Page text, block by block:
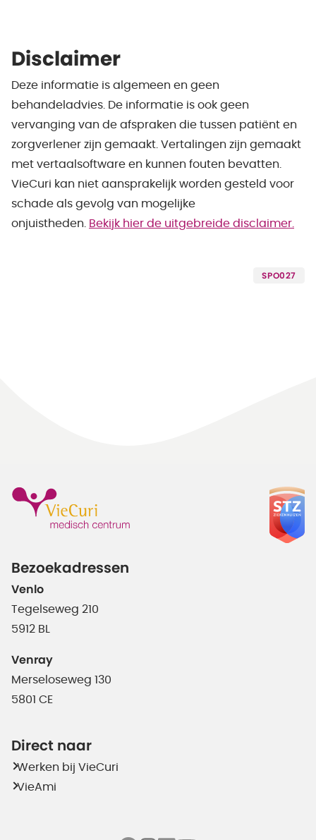
Disclaimer
Deze informatie is algemeen en geen
behandeladvies. De informatie is ook geen
vervanging van de afspraken die tussen patiënt en
zorgverlener zijn gemaakt. Vertalingen zijn gemaakt
met vertaalsoftware en kunnen fouten bevatten.
VieCuri kan niet aansprakelijk worden gesteld voor
schade als gevolg van mogelijke
onjuistheden.
Bekijk hier de uitgebreide disclaimer.
SPO027
Bezoekadressen
Venlo
Tegelseweg 210
5912 BL
Venray
Merseloseweg 130
5801 CE
Direct naar
Werken bij VieCuri
VieAmi